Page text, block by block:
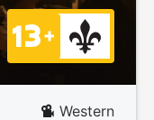
Western